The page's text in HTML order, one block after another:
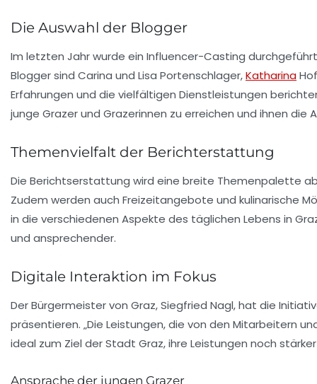
Die Auswahl der Blogger
Im letzten Jahr wurde ein Influencer-Casting
Blogger sind Carina und Lisa Portenschlager,Katharina
Erfahrungen und die vielfältigen Dienstleistungen
junge Grazer und Grazerinnen zu erreichen und ihnen die
Themenvielfalt der Berichterstattung
Die Berichtserstattung wird eine breite Themenpalette
Zudem werden auch Freizeitangebote und kulinarische
in die verschiedenen Aspekte des täglichen Lebens in
und ansprechender.
Digitale Interaktion im Fokus
Der Bürgermeister von Graz, Siegfried Nagl, hat die
präsentieren. „Die Leistungen, die von den Mitarbeitern
ideal zum Ziel der Stadt Graz, ihre Leistungen noch
Ansprache der jungen Grazer